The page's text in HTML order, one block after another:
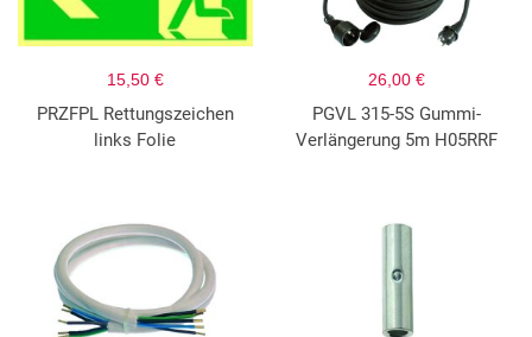
15,50 €
PRZFPL Rettungszeichen
links Folie
26,00 €
PGVL 315-5S Gummi-
Verlängerung 5m H05RRF